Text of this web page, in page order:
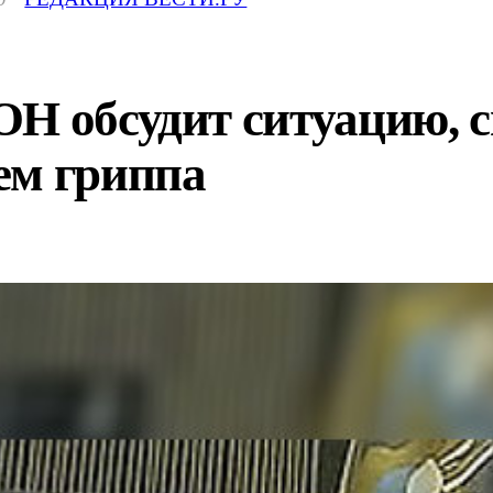
обсудит ситуацию,
гриппа